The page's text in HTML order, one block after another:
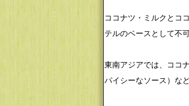
ココナツ・ミルクとコ
テルのベースとして不
東南アジアでは、ココ
パイシーなソース）な